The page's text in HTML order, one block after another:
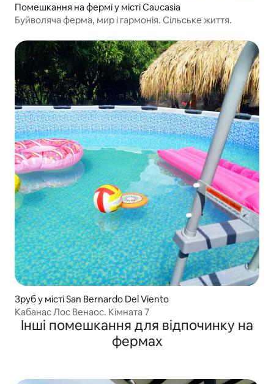
Помешкання на фермі у місті Caucasia
Буйволяча ферма, мир і гармонія. Сільське життя.
Зруб у місті San Bernardo Del Viento
Кабанас Лос Венаос. Кімната 7
Інші помешкання для відпочинку на
фермах